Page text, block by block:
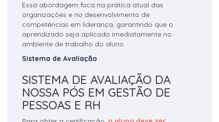
Essa abordagem foca na prática atual das
organizações e no desenvolvimento de
competências em liderança, garantindo que o
aprendizado seja aplicado imediatamente no
ambiente de trabalho do aluno.
Sistema de Avaliação
SISTEMA DE AVALIAÇÃO DA
NOSSA PÓS EM GESTÃO DE
PESSOAS E RH